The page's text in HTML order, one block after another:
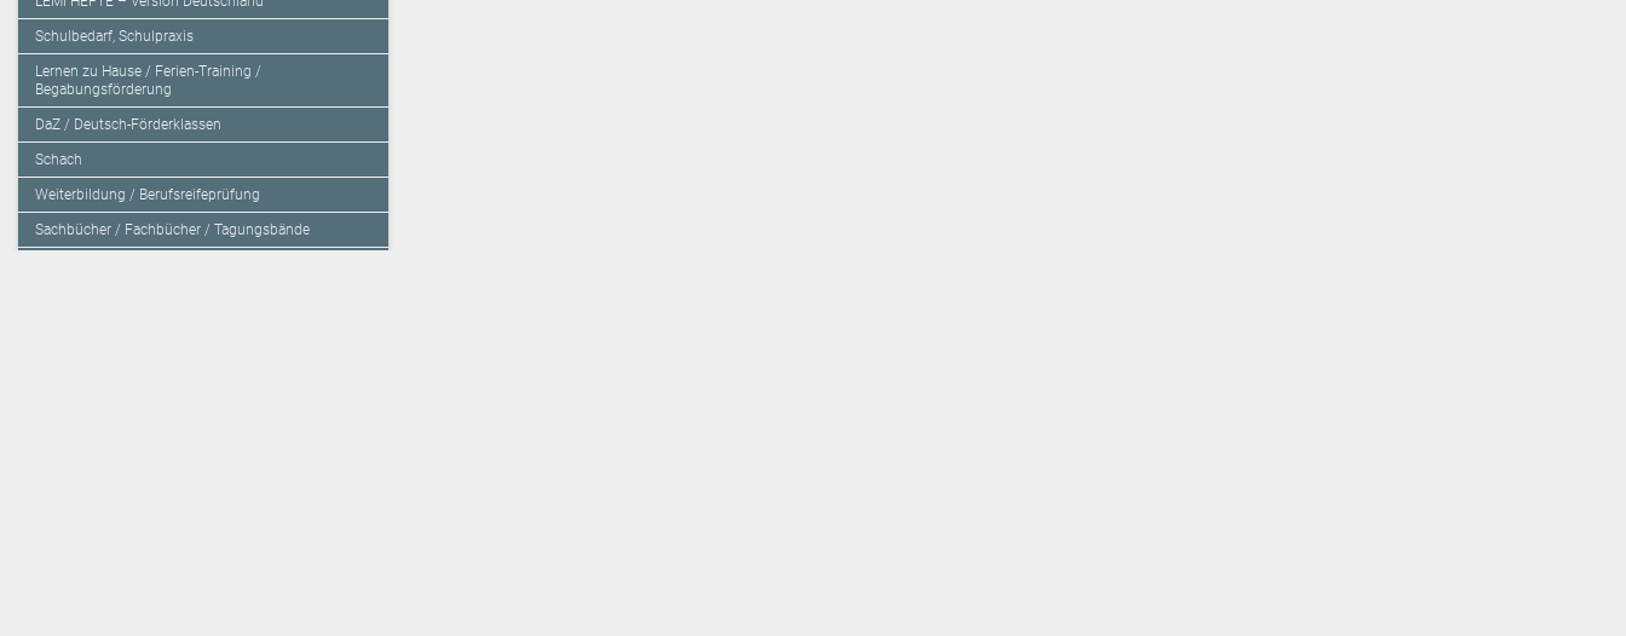
Schulbedarf, Schulpraxis
Lernen zu Hause / Ferien-Training /
Begabungsförderung
DaZ / Deutsch-Förderklassen
Schach
Weiterbildung / Berufsreifeprüfung
Sachbücher / Fachbücher / Tagungsbände